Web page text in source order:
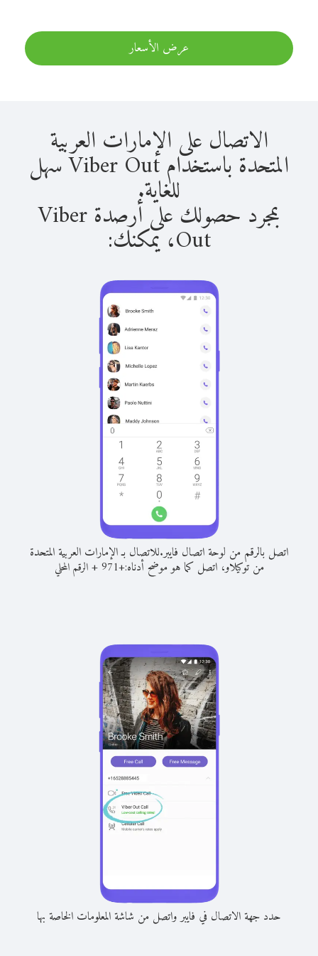
عرض الأسعار
الاتصال على الإمارات العربية
المتحدة باستخدام Viber Out سهل
للغاية.
بمجرد حصولك على أرصدة Viber
Out، يمكنك:
اتصل بالرقم من لوحة اتصال فايبر.للاتصال بـ الإمارات العربية المتحدة
من توكيلاو، اتصل كما هو موضح أدناه:+
971
+الرقم المحلي
حدد جهة الاتصال في فايبر واتصل من شاشة المعلومات الخاصة بها